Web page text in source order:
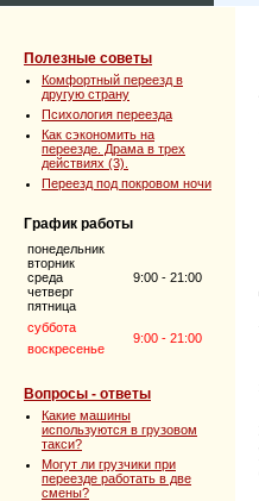
Полезные советы
Комфортный переезд в
другую страну
Психология переезда
Как сэкономить на
переезде. Драма в трех
действиях (3).
Переезд под покровом ночи
График работы
понедельник
вторник
среда
четверг
пятница
9:00 - 21:00
суббота
9:00 - 21:00
воскресенье
Вопросы - ответы
Какие машины
используются в грузовом
такси?
Могут ли грузчики при
переезде работать в две
смены?